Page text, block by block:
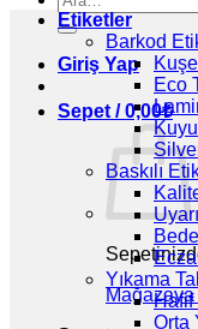
Giriş Yap
Sepet /0,00₺
Etiketler
Barkod
Eco
Baskılı
Yıkama
Hafif
Orta